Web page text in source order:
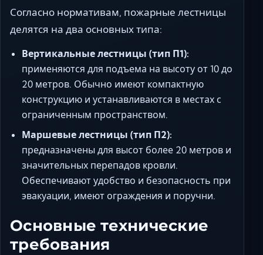
Согласно нормативам, пожарные лестницы
делятся на два основных типа:
Вертикальные лестницы (тип П1):
применяются для подъема на высоту от 10 до
20 метров. Обычно имеют компактную
конструкцию и устанавливаются в местах с
ограниченным пространством.
Маршевые лестницы (тип П2):
предназначены для высот более 20 метров и
значительных перепадов кровли.
Обеспечивают удобство и безопасность при
эвакуации, имеют ограждения и поручни.
Основные технические
требования